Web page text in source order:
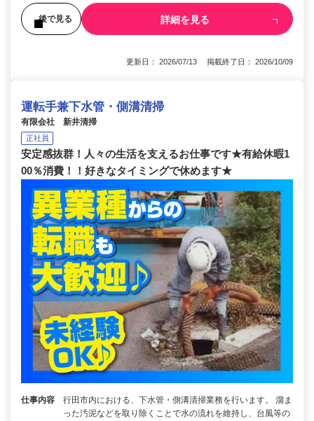
後で見る 詳細を見る
更新日： 2026/07/13 掲載終了日： 2026/10/09
運転手兼下水管・側溝清掃
有限会社 新井清掃
正社員
安定感抜群！人々の生活を支えるお仕事です★有給休暇1
00％消費！！好きなタイミングで休めます★
仕事内容
行田市内における、下水管・側溝清掃業務を行います。 溜ま
った汚泥などを取り除くことで水の流れを維持し、台風等の